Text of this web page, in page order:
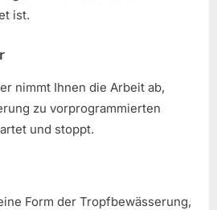
ist.
nimmt Ihnen die Arbeit ab,
zu vorprogrammierten
und stoppt.
Form der Tropfbewässerung,